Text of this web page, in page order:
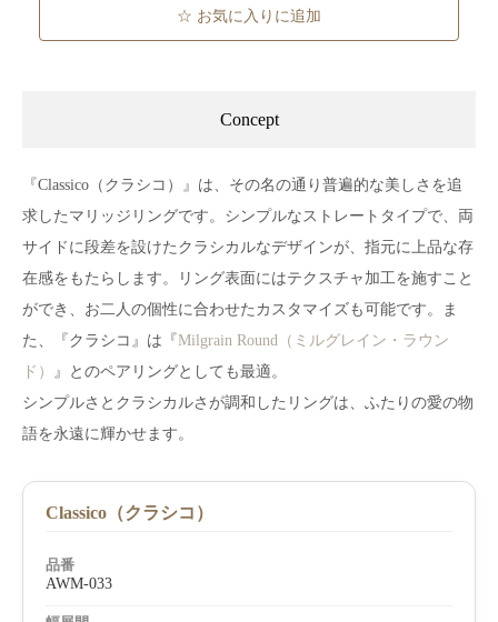
☆ お気に入りに追加
Concept
『Classico（クラシコ）』は、その名の通り普遍的な美しさを追
求したマリッジリングです。シンプルなストレートタイプで、両
サイドに段差を設けたクラシカルなデザインが、指元に上品な存
在感をもたらします。リング表面にはテクスチャ加工を施すこと
ができ、お二人の個性に合わせたカスタマイズも可能です。ま
た、『クラシコ』は『Milgrain Round（ミルグレイン・ラウン
ド）
』とのペアリングとしても最適。
シンプルさとクラシカルさが調和したリングは、ふたりの愛の物
語を永遠に輝かせます。
Classico（クラシコ）
品番
AWM-033